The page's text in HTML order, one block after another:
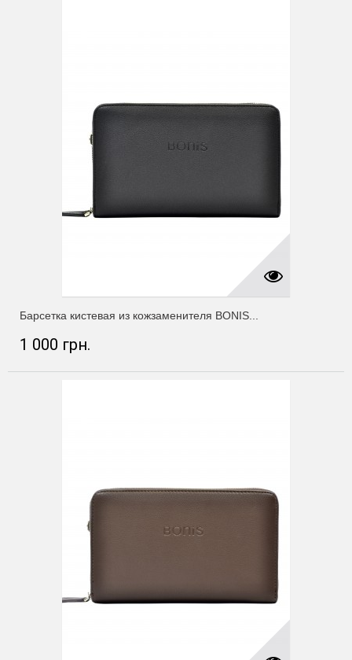
Барсетка кистевая из кожзаменителя BONIS...
1 000 грн.